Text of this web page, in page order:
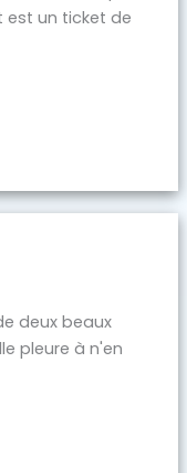
est un ticket de
deux beaux
pleure à n'en